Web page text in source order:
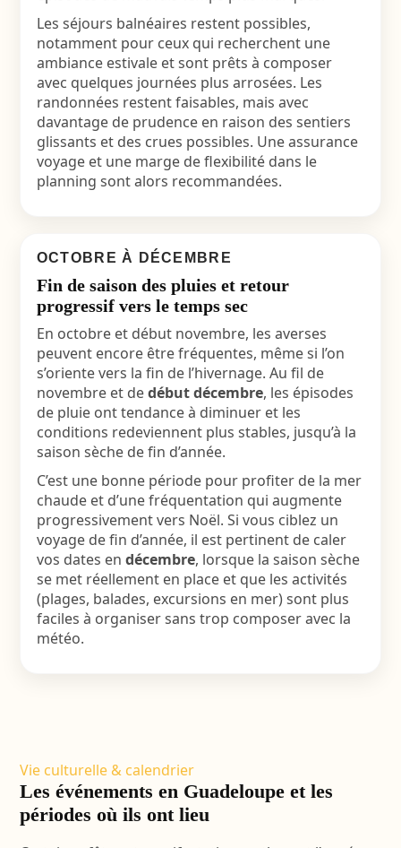
Les séjours balnéaires restent possibles,
notamment pour ceux qui recherchent une
ambiance estivale et sont prêts à composer
avec quelques journées plus arrosées. Les
randonnées restent faisables, mais avec
davantage de prudence en raison des sentiers
glissants et des crues possibles. Une assurance
voyage et une marge de flexibilité dans le
planning sont alors recommandées.
OCTOBRE À DÉCEMBRE
Fin de saison des pluies et retour
progressif vers le temps sec
En octobre et début novembre, les averses
peuvent encore être fréquentes, même si l’on
s’oriente vers la fin de l’hivernage. Au fil de
novembre et dedébut décembre, les épisodes
de pluie ont tendance à diminuer et les
conditions redeviennent plus stables, jusqu’à la
saison sèche de fin d’année.
C’est une bonne période pour profiter de la mer
chaude et d’une fréquentation qui augmente
progressivement vers Noël. Si vous ciblez un
voyage de fin d’année, il est pertinent de caler
vos dates en décembre, lorsque la saison sèche
se met réellement en place et que les activités
(plages, balades, excursions en mer) sont plus
faciles à organiser sans trop composer avec la
météo.
Vie culturelle & calendrier
Les événements en Guadeloupe et les
périodes où ils ont lieu